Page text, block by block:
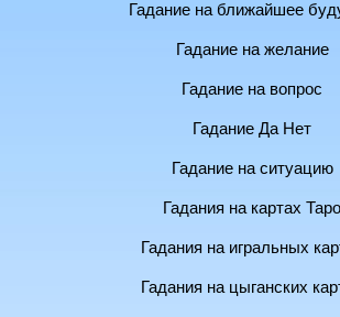
Гадание на ближайшее
Гадание на желание
Гадание на вопрос
Гадание Да Нет
Гадание на ситуацию
Гадания на картах Таро
Гадания на игральных
Гадания на цыганских